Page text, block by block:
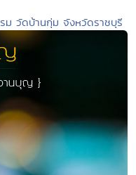
วัดบ้านกุ่ม จังหวัดราชบุรี